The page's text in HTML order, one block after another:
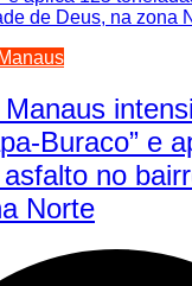
Buraco” e
no
Norte